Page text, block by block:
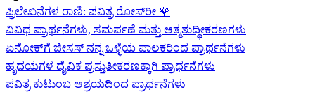
ಪ್ರಿಲೇಖನೆಗಳ ರಾಣಿ: ಪವಿತ್ರ ರೋಸ್‌ರೀ 🌹
ವಿವಿಧ ಪ್ರಾರ್ಥನೆಗಳು, ಸಮರ್ಪಣೆ ಮತ್ತು ಆತ್ಮಶುದ್ಧೀಕರಣಗಳು
ಏನೋಕ್‍ಗೆ ಜೀಸಸ್ ನನ್ನ ಒಳ್ಳೆಯ ಪಾಲಕರಿಂದ ಪ್ರಾರ್ಥನೆಗಳು
ಹೃದಯಗಳ ದೈವಿಕ ಪ್ರಸ್ತುತೀಕರಣಕ್ಕಾಗಿ ಪ್ರಾರ್ಥನೆಗಳು
ಪವಿತ್ರ ಕುಟುಂಬ ಆಶ್ರಯದಿಂದ ಪ್ರಾರ್ಥನೆಗಳು